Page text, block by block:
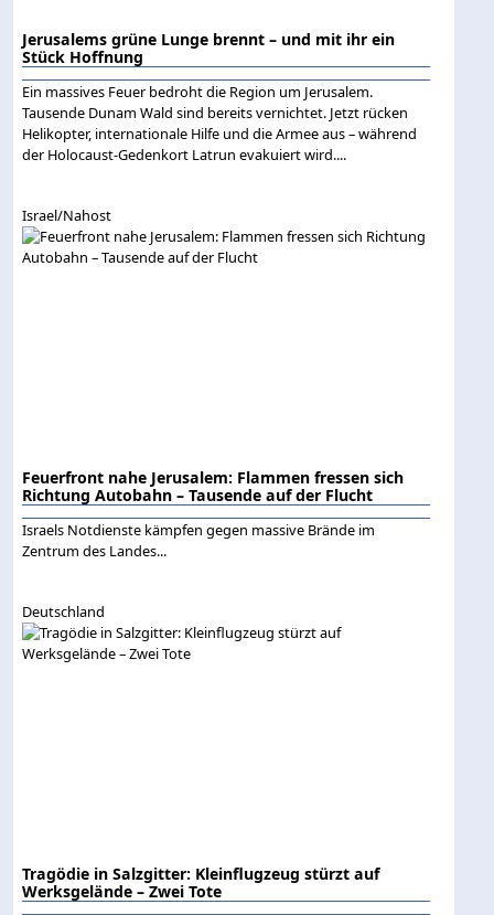
Jerusalems grüne Lunge brennt – und mit ihr ein
Stück Hoffnung
Ein massives Feuer bedroht die Region um Jerusalem.
Tausende Dunam Wald sind bereits vernichtet. Jetzt rücken
Helikopter, internationale Hilfe und die Armee aus – während
der Holocaust-Gedenkort Latrun evakuiert wird....
Israel/Nahost
Feuerfront nahe Jerusalem: Flammen fressen sich
Richtung Autobahn – Tausende auf der Flucht
Israels Notdienste kämpfen gegen massive Brände im
Zentrum des Landes...
Deutschland
Tragödie in Salzgitter: Kleinflugzeug stürzt auf
Werksgelände – Zwei Tote